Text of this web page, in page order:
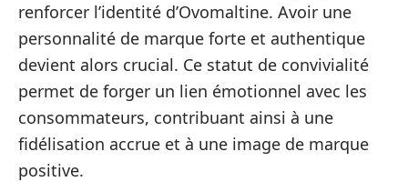
renforcer l’identité d’Ovomaltine. Avoir une
personnalité de marque forte et authentique
devient alors crucial. Ce statut de convivialité
permet de forger un lien émotionnel avec les
consommateurs, contribuant ainsi à une
fidélisation accrue et à une image de marque
positive.